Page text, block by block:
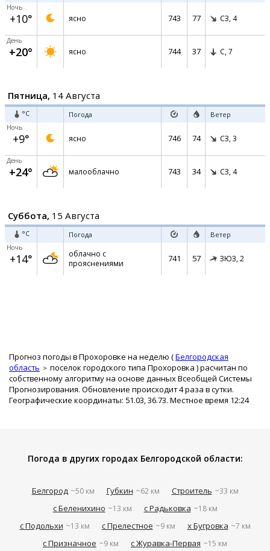
Ночь
+10° ясно 743 77 СЗ, 4
День
+20° ясно 744 37 С, 7
Пятница, 14 Августа
°C Погода Ветер
Ночь
+9° ясно 746 74 СЗ, 3
День
+24° малооблачно 743 34 СЗ, 4
Суббота, 15 Августа
°C Погода Ветер
Ночь
+14°
облачно с
прояснениями
741 57 ЗЮЗ, 2
Прогноз погоды в Прохоровке на неделю (Белгородская
область
поселок городского типа Прохоровка ) расчитан по
собственному алгоритму на основе данных Всеобщей Системы
Прогнозирования. Обновление происходит 4 раза в сутки.
Географические координаты: 51.03, 36.73. Местное время 12:24
Погода в других городах Белгородской области:
Белгород ~50 км Губкин ~62 км Строитель ~33 км
с Беленихино ~13 км с Радьковка ~18 км
с Подольхи ~13 км с Прелестное ~9 км х Бугровка ~7 км
с Призначное ~9 км с Журавка-Первая ~15 км